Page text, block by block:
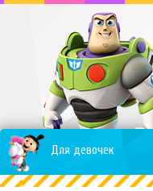
Для девочек